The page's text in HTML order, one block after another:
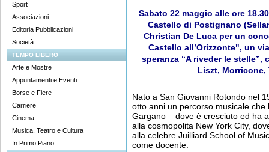
Sport
Associazioni
Editoria Pubblicazioni
Società
TEMPO LIBERO
Arte e Mostre
Appuntamenti e Eventi
Borse e Fiere
Carriere
Cinema
Musica, Teatro e Cultura
In Primo Piano
Sabato 22 maggio alle ore
Castello di Postignano
Christian De Luca per un
Castello all’Orizzonte", un
speranza “A riveder le stelle”,
Liszt, Morricone,
Nato a San Giovanni Rotondo nel
otto anni un percorso musicale
Gargano – dove è cresciuto ed ha
alla cosmopolita New York City,
alla celebre Juilliard School of
come docente.